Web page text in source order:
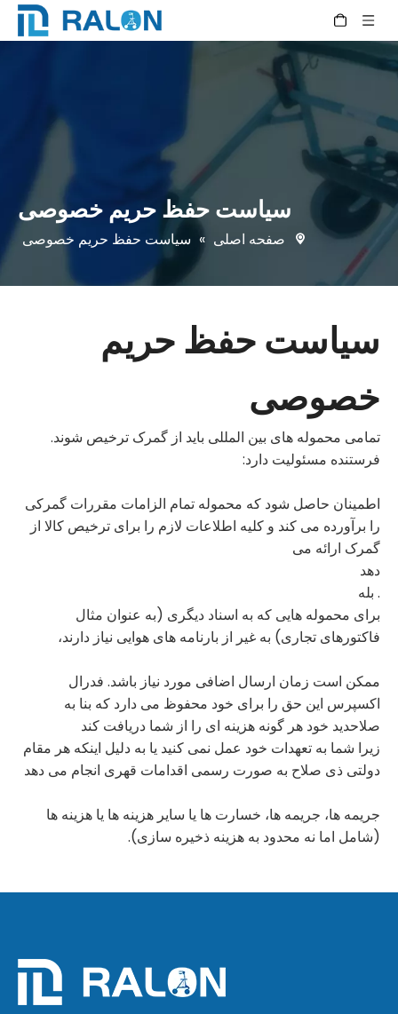
سیاست حفظ حریم خصوصی
صفحه اصلی » سیاست حفظ حریم خصوصی
سیاست حفظ حریم
خصوصی
تمامی محموله های بین المللی باید از گمرک ترخیص شوند.
فرستنده مسئولیت دارد:
اطمینان حاصل شود که محموله تمام الزامات مقررات گمرکی
را برآورده می کند و کلیه اطلاعات لازم را برای ترخیص کالا از
گمرک ارائه می
دهد
. بله
برای محموله هایی که به اسناد دیگری (به عنوان مثال
فاکتورهای تجاری) به غیر از بارنامه های هوایی نیاز دارند،
ممکن است زمان ارسال اضافی مورد نیاز باشد. فدرال
اکسپرس این حق را برای خود محفوظ می دارد که بنا به
صلاحدید خود هر گونه هزینه ای را از شما دریافت کند
زیرا شما به تعهدات خود عمل نمی کنید یا به دلیل اینکه هر مقام
دولتی ذی صلاح به صورت رسمی اقدامات قهری انجام می دهد
جریمه ها، جریمه ها، خسارت ها یا سایر هزینه ها یا هزینه ها
(شامل اما نه محدود به هزینه ذخیره سازی).